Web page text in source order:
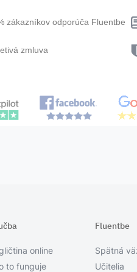
zákazníkov odporúča Fluentbe
zmluva
online
to funguje
Fluentbe
Spätná
Učitelia